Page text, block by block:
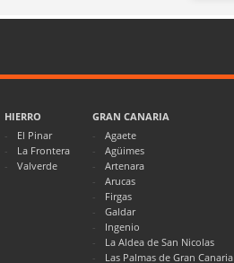
HIERRO
El Pinar
La Frontera
Valverde
GRAN CANARIA
Agaete
Agüimes
Artenara
Arucas
Firgas
Galdar
Ingenio
La Aldea de San Nicolas
Las Palmas de Gran Canaria